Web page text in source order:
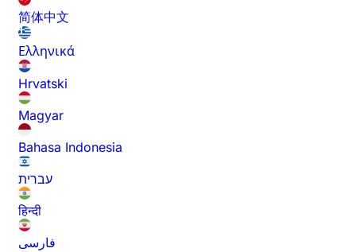
简体中文
Ελληνικά
Hrvatski
Magyar
Bahasa Indonesia
עברית
हिन्दी
فارسی